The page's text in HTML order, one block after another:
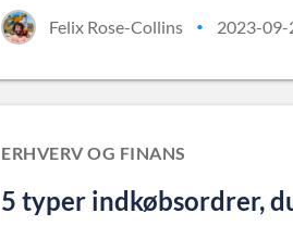
Felix Rose-Collins • 2023-09-
ERHVERV OG FINANS
5 typer indkøbsordrer,